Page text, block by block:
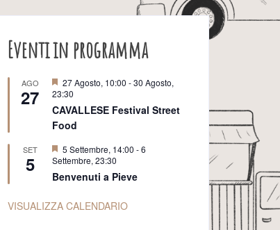
Eventi in programma
AGO
27
S
e
g
n
a
a
t
27 Agosto, 10:00 -30 Agosto,
23:30
CAVALLESE Festival Street
Food
SET
5
S
e
n
l
5 Settembre, 14:00 -6
Settembre, 23:30
Benvenuti a Pieve
VISUALIZZA CALENDARIO